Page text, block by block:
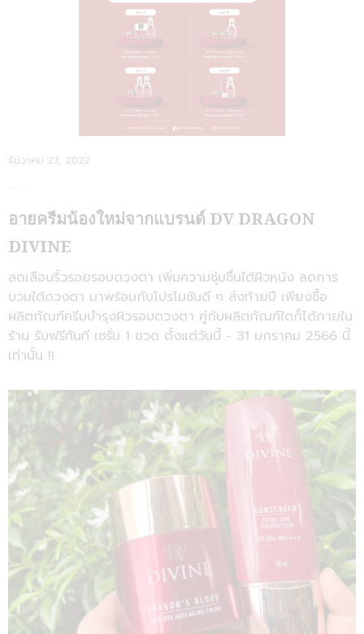
Posted
ธันวาคม 23, 2022
อายครีมน้องใหม่จากแบรนด์ DV DRAGON
DIVINE
ลดเลือนริ้วรอยรอบดวงตา เพิ่มความชุ่มชื่นใต้ผิวหนัง ลดการ
บวมใต้ดวงตา มาพร้อมกับโปรโมชันดี ๆ ส่งท้ายปี เพียงซื้อ
ผลิตภัณฑ์ครีมบำรุงผิวรอบดวงตา คู่กับผลิตภัณฑ์ใดก็ได้ภายใน
ร้าน รับฟรีทันที เซรั่ม 1 ขวด ตั้งแต่วันนี้ - 31 มกราคม 2566 นี้
เท่านั้น !!